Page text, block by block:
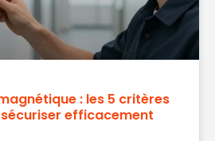
: les 5 critères
efficacement